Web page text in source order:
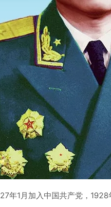
1月加入中国共产党，